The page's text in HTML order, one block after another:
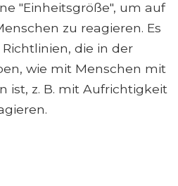
"Einheitsgröße", um auf
zu reagieren. Es
die in der
wie mit Menschen mit
ist, z. B. mit Aufrichtigkeit